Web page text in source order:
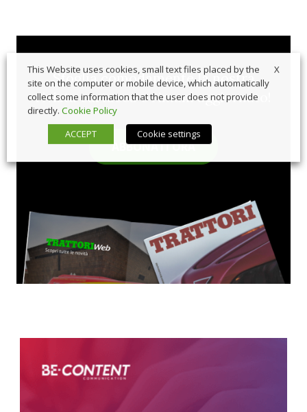
Sfoglia comodamente la nostra
rivista cartacea e rimani aggiornato!
ABBONATI ORA
X
This Website uses cookies, small text files placed by the
site on the computer or mobile device, which automatically
collect some information that the user does not provide
directly. Cookie Policy
ACCEPT
Cookie settings